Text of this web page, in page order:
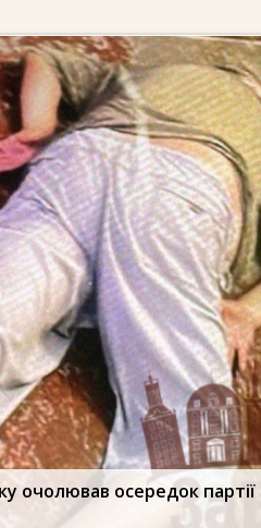
очолював осередок партії